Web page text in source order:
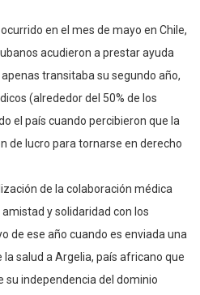
en el mes de mayo en Chile,
acudieron a prestar ayuda
transitaba su segundo año,
(alrededor del 50% de los
el país cuando percibieron que la
de lucro para tornarse en derecho
de la colaboración médica
y solidaridad con los
de ese año cuando es enviada una
salud a Argelia, país africano que
independencia del dominio